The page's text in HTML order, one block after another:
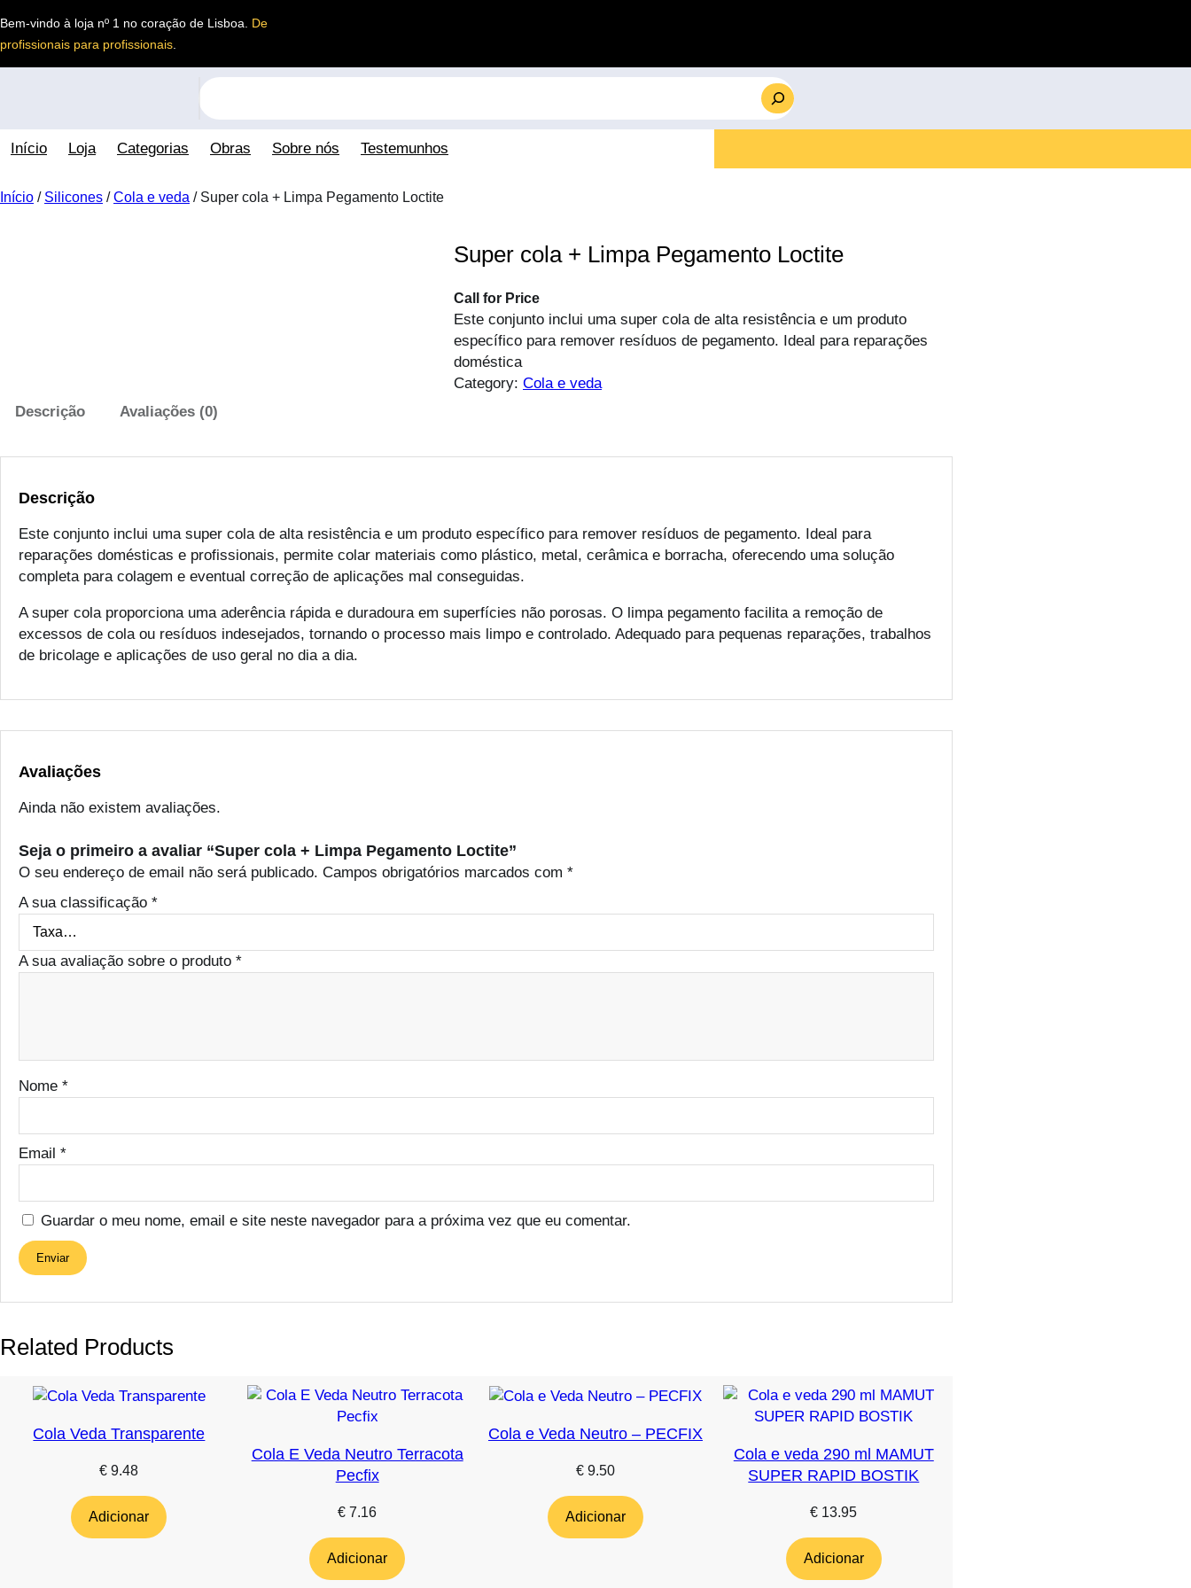
para
o
conteúdo
Bem-vindo à loja nº 1 no coração de Lisboa. De
profissionais para profissionais
S
e
a
h
Início Loja Categorias Obras Sobre nós Testemunhos
Início / Silicones /Cola e veda / Super cola + Limpa Pegamento Loctite
Super cola + Limpa Pegamento Loctite
Call for Price
Este conjunto inclui uma super cola de alta resistência e um produto
específico para remover resíduos de pegamento. Ideal para reparações
doméstica
Category: Cola e veda
Descrição
Avaliações (0)
Descrição
Este conjunto inclui uma super cola de alta resistência e um produto específico para remover resíduos de pegamento. Ideal para
reparações domésticas e profissionais, permite colar materiais como plástico, metal, cerâmica e borracha, oferecendo uma solução
completa para colagem e eventual correção de aplicações mal conseguidas.
A super cola proporciona uma aderência rápida e duradoura em superfícies não porosas. O limpa pegamento facilita a remoção de
excessos de cola ou resíduos indesejados, tornando o processo mais limpo e controlado. Adequado para pequenas reparações, trabalhos
de bricolage e aplicações de uso geral no dia a dia.
Avaliações
Ainda não existem avaliações.
Seja o primeiro a avaliar “Super cola + Limpa Pegamento Loctite”
O seu endereço de email não será publicado. Campos obrigatórios marcados com *
A sua classificação *
A sua avaliação sobre o produto *
Nome *
Email *
Guardar o meu nome, email e site neste navegador para a próxima vez que eu comentar.
Related Products
Cola Veda Transparente
€ 9.48
Adicionar
Cola E Veda Neutro Terracota
Pecfix
€ 7.16
Adicionar
Cola e Veda Neutro – PECFIX
€9.50
Adicionar
Cola e veda 290 ml MAMUT
SUPER RAPID BOSTIK
€ 13.95
Adicionar